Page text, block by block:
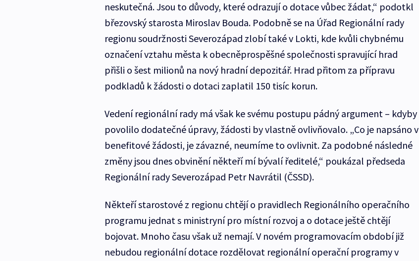
neskutečná. Jsou to důvody, které odrazují o dotace vůbec žádat,“ podotkl
březovský starosta Miroslav Bouda. Podobně se na Úřad Regionální rady
regionu soudržnosti Severozápad zlobí také v Lokti, kde kvůli chybnému
označení vztahu města k obecněprospěšné společnosti spravující hrad
přišli o šest milionů na nový hradní depozitář. Hrad přitom za přípravu
podkladů k žádosti o dotaci zaplatil 150 tisíc korun.
Vedení regionální rady má však ke svému postupu pádný argument – kdyby
povolilo dodatečné úpravy, žádosti by vlastně ovlivňovalo. „Co je napsáno v
benefitové žádosti, je závazné, neumíme to ovlivnit. Za podobné následné
změny jsou dnes obvinění někteří mí bývalí ředitelé,“ poukázal předseda
Regionální rady Severozápad Petr Navrátil (ČSSD).
Někteří starostové z regionu chtějí o pravidlech Regionálního operačního
programu jednat s ministryní pro místní rozvoj a o dotace ještě chtějí
bojovat. Mnoho času však už nemají. V novém programovacím období již
nebudou regionální dotace rozdělovat regionální operační programy v